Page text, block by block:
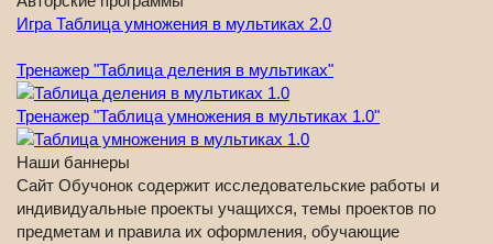
Игра Таблица умножения в мультиках 2.0
Тренажер "Таблица деления в мультиках"
Тренажер "Таблица умножения в мультиках 1.0"
Наши баннеры
Сайт Обучонок содержит исследовательские работы и
индивидуальные проекты учащихся, темы проектов по
предметам и правила их оформления, обучающие